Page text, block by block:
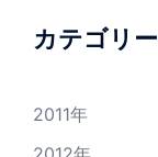
カテゴリー
2011年